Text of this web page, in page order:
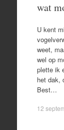
wat
U kent
weet,
wel op
plette ik
het dak,
Best…
12